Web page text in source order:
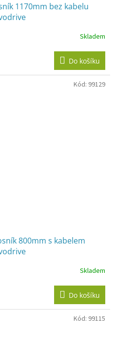
1170mm bez kabelu
Skladem
Do košíku
800mm s kabelem
Skladem
Do košíku
Kód: 99129
Kód: 99115